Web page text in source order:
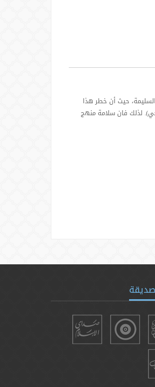
حيث أن خطر هذا
لذلك فان سلامة منهج